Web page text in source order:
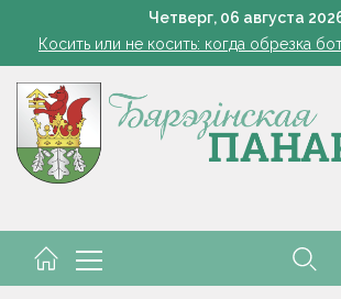
Четверг, 06 августа
Семинар-совещание по охране труда
Косить или не косить: когда обрезка
Включаем фары и
расходы на проезд, если
Семинар-совещание по охране труда